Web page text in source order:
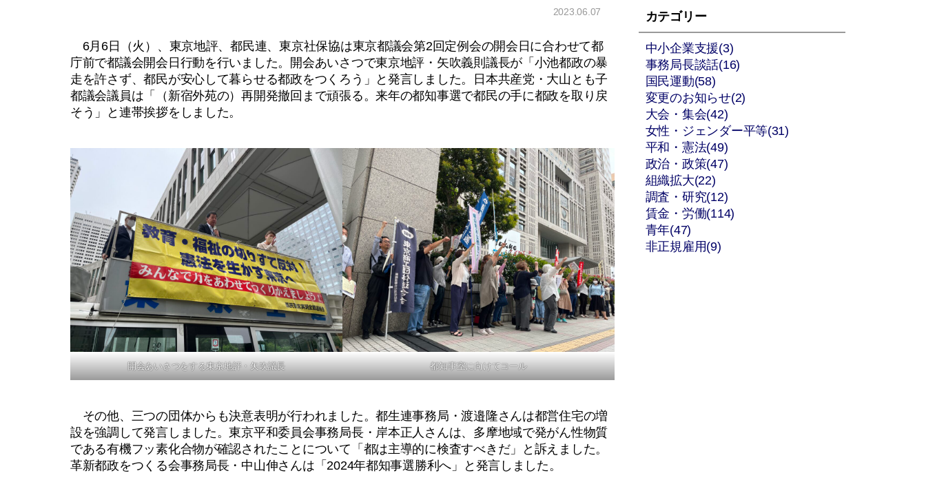
2023.06.07
6月6日（火）、東京地評、都民連、東京社保協は東京都議会第2回定例会の開会日に合わせて都
庁前で都議会開会日行動を行いました。開会あいさつで東京地評・矢吹義則議長が「小池都政の暴
走を許さず、都民が安心して暮らせる都政をつくろう」と発言しました。日本共産党・大山とも子
都議会議員は「（新宿外苑の）再開発撤回まで頑張る。来年の都知事選で都民の手に都政を取り戻
そう」と連帯挨拶をしました。
開会あいさつをする東京地評・矢吹議長 都知事室に向けてコール
その他、三つの団体からも決意表明が行われました。都生連事務局・渡邉隆さんは都営住宅の増
設を強調して発言しました。東京平和委員会事務局長・岸本正人さんは、多摩地域で発がん性物質
である有機フッ素化合物が確認されたことについて「都は主導的に検査すべきだ」と訴えました。
革新都政をつくる会事務局長・中山伸さんは「2024年都知事選勝利へ」と発言しました。
カテゴリー
中小企業支援(3)
事務局長談話(16)
国民運動(58)
変更のお知らせ(2)
大会・集会(42)
女性・ジェンダー平等(31)
平和・憲法(49)
政治・政策(47)
組織拡大(22)
調査・研究(12)
賃金・労働(114)
青年(47)
非正規雇用(9)